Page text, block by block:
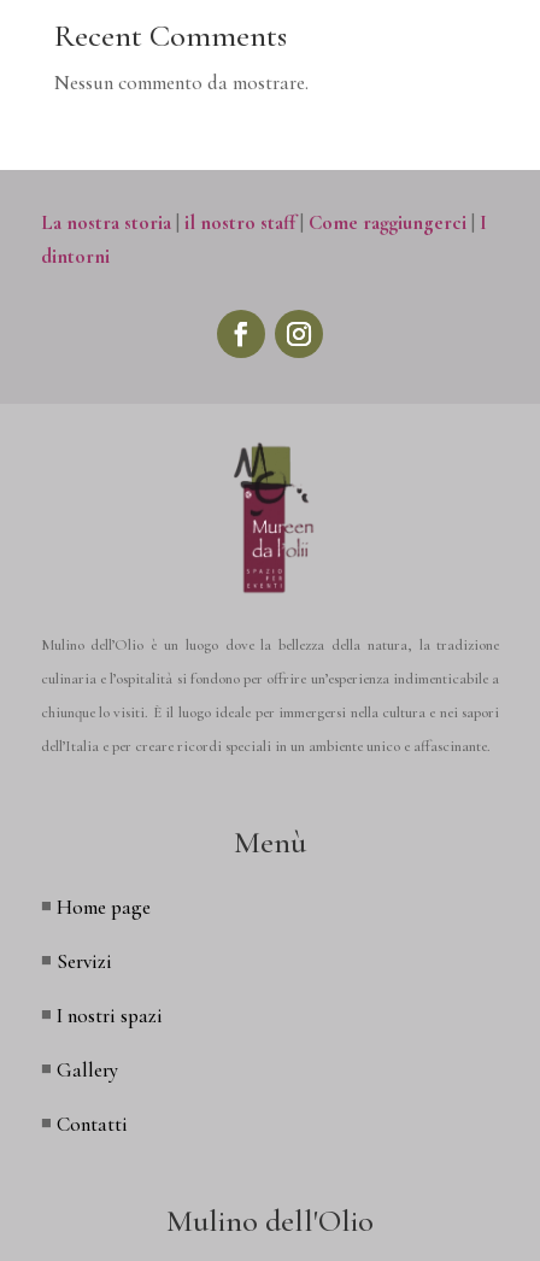
Recent Comments
Nessun commento da mostrare.
La nostra storia| il nostro staff| Come raggiungerci| I
dintorni
Mulino dell’Olio è un luogo dove la bellezza della natura, la tradizione
culinaria e l’ospitalità si fondono per offrire un’esperienza indimenticabile a
chiunque lo visiti. È il luogo ideale per immergersi nella cultura e nei sapori
dell’Italia e per creare ricordi speciali in un ambiente unico e affascinante.
Menù
◾ Home page
◾ Servizi
◾ I nostri spazi
◾ Gallery
◾ Contatti
Mulino dell'Olio